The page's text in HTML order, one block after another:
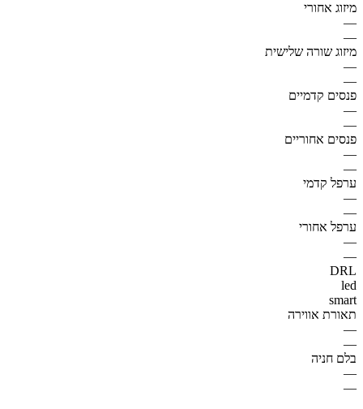
מיזוג אחורי
—
—
מיזוג שורה שלישית
—
—
פנסים קדמיים
—
—
פנסים אחוריים
—
—
ערפל קדמי
—
—
ערפל אחורי
—
—
DRL
led
smart
תאורת אווירה
—
—
בלם חניה
—
—